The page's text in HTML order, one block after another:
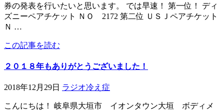
券の発表を行いたいと思います。 では早速！ 第一位！ ディ
ズニーペアチケット ＮＯ 2172 第二位 ＵＳＪペアチケット
Ｎ …
この記事を読む
２０１８年もありがとうございました！
2018年12月29日 ラジオ冷え症
こんにちは！ 岐阜県大垣市 イオンタウン大垣 ボディメ